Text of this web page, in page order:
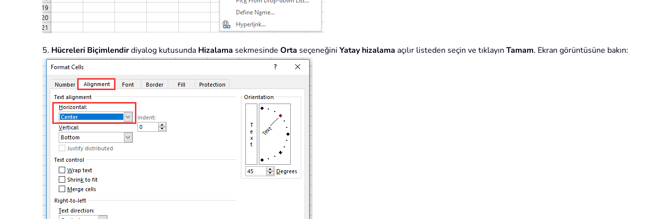
5. Hücreleri Biçimlendirdiyalog kutusunda Hizalama sekmesinde Orta seçeneğini Yatay hizalama açılır listeden seçin ve tıklayın Tamam. Ekran görüntüsüne bakın: